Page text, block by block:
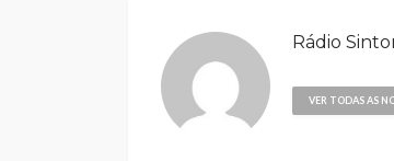
Rádio
VER TODAS AS